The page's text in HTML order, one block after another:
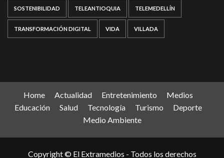
SOSTENIBILIDAD TELEANTIOQUIA TELEMEDELLÍN
TRANSFORMACIÓN DIGITAL VIDA VILLADA
Home Actualidad Entretenimiento
Medios
Educación
Salud Tecnología Turismo
Deporte
Medio Ambiente
Copyright © El Extramedios - Todos los derechos